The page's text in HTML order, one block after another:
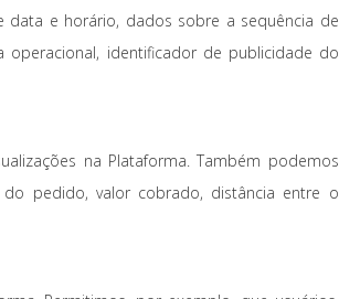
data e horário, dados sobre a sequência de
operacional, identificador de publicidade do
na Plataforma. Também podemos
pedido, valor cobrado, distância entre o